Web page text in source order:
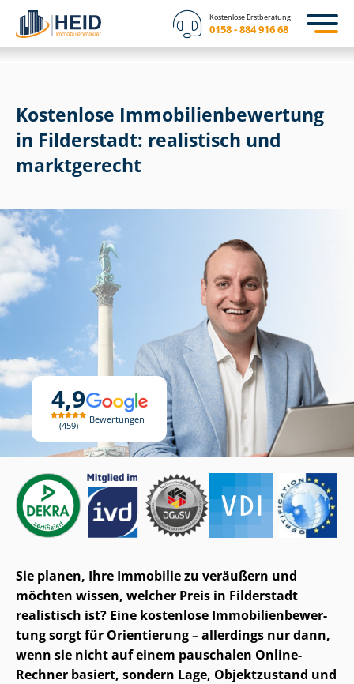
Kostenlose Erstberatung
0158 - 884 916 68
4,9
459
Bewertungen
Kostenlose Im­mo­bi­li­en­be­wer­tung
in Filderstadt: realistisch und
marktgerecht
Sie planen, Ihre Immobilie zu veräußern und
möchten wissen, welcher Preis in Filderstadt
realistisch ist? Eine kostenlose Im­mo­bi­li­en­be­wer­
tung sorgt für Orientierung – allerdings nur dann,
wenn sie nicht auf einem pauschalen Online-
Rechner basiert, sondern Lage, Objektzustand und